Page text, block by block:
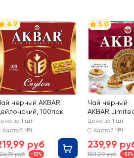
4.9
черный AKBAR
100пак
за 1 шт
Картой №1
руб
руб -32%
5.0
Чай черный
AKBAR
Edition
Цена за 1 шт
С Картой №1
239,99
501,09 руб -52%